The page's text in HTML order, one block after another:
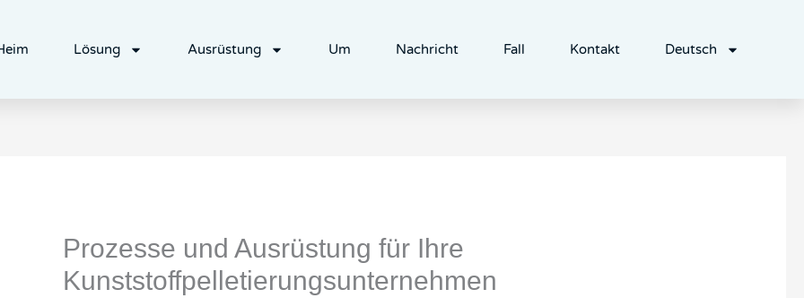
Lösung Ausrüstung Um Nachricht Fall Kontakt Deutsch
Prozesse und Ausrüstung für Ihre
Kunststoffpelletierungsunternehmen